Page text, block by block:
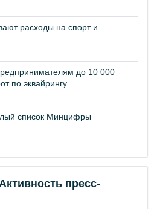
расходы на спорт и
до 10 000
по эквайрингу
список Минцифры
пресс-